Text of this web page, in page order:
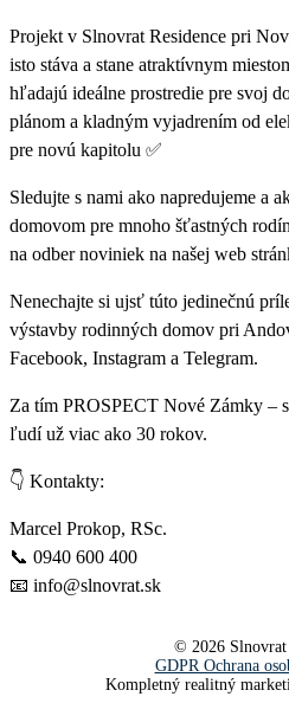
Projekt v Slnovrat Residence pri
isto stáva a stane atraktívnym
hľadajú ideálne prostredie pre svoj
plánom a kladným vyjadrením od
pre novú kapitolu ✅
Sledujte s nami ako napredujeme a
domovom pre mnoho šťastných
na odber noviniek na našej web
Nenechajte si ujsť túto jedinečnú
výstavby rodinných domov pri
Facebook, Instagram a Telegram.
Za tím PROSPECT Nové Zámky –
ľudí už viac ako 30 rokov.
👇 Kontakty:
Marcel Prokop, RSc.
📞 0940 600 400
📧 info@slnovrat.sk
© 2026 Slnovrat
GDPR Ochrana
Kompletný realitný